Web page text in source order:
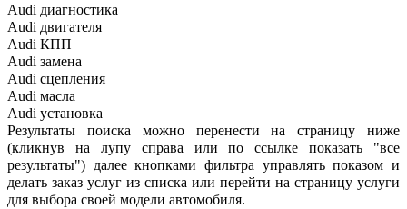
Audi диагностика
Audi двигателя
Audi КПП
Audi замена
Audi сцепления
Audi масла
Audi установка
Результаты поиска можно перенести на страницу ниже
(кликнув на лупу справа или по ссылке показать "все
результаты") далее кнопками фильтра управлять показом и
делать заказ услуг из списка или перейти на страницу услуги
для выбора своей модели автомобиля.